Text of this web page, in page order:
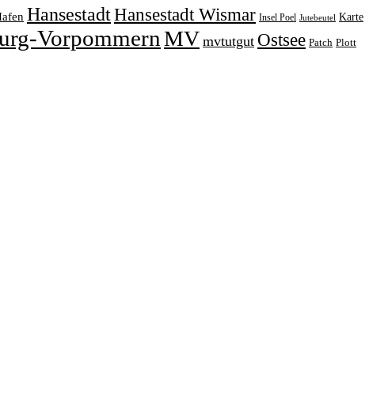
HansestadtHansestadt Wismar Insel Poel Jutebeutel Karte
VorpommernMV mvtutgut Ostsee Patch Plott